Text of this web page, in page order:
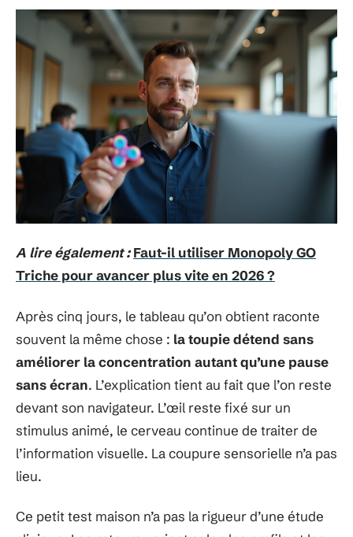
A lire également : Faut-il utiliser Monopoly GO
Triche pour avancer plus vite en 2026 ?
Après cinq jours, le tableau qu’on obtient raconte
souvent la même chose : la toupie détend sans
améliorer la concentration autant qu’une pause
sans écran. L’explication tient au fait que l’on reste
devant son navigateur. L’œil reste fixé sur un
stimulus animé, le cerveau continue de traiter de
l’information visuelle. La coupure sensorielle n’a pas
lieu.
Ce petit test maison n’a pas la rigueur d’une étude